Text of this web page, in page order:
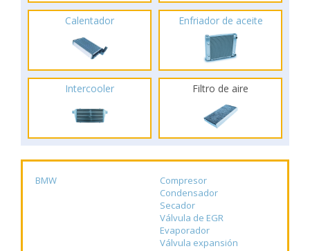
Calentador Enfriador de aceite
Intercooler Filtro de aire
BMW
Compresor
Condensador
Secador
Válvula de EGR
Evaporador
Válvula expansión